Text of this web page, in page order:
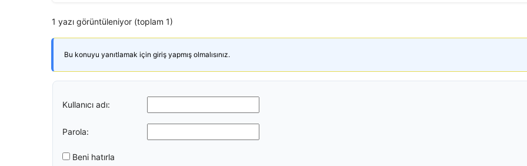
1 yazı görüntüleniyor (toplam 1)
Bu konuyu yanıtlamak için giriş yapmış olmalısınız.
Kullanıcı adı:
Parola:
Beni hatırla